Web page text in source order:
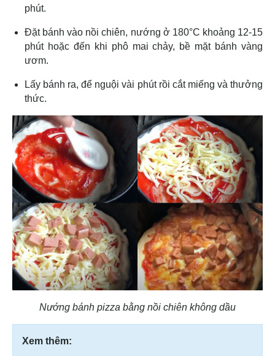
phút.
Đặt bánh vào nồi chiên, nướng ở 180°C khoảng 12-15
phút hoặc đến khi phô mai chảy, bề mặt bánh vàng
ươm.
Lấy bánh ra, để nguội vài phút rồi cắt miếng và thưởng
thức.
Nướng bánh pizza bằng nồi chiên không dầu
Xem thêm: